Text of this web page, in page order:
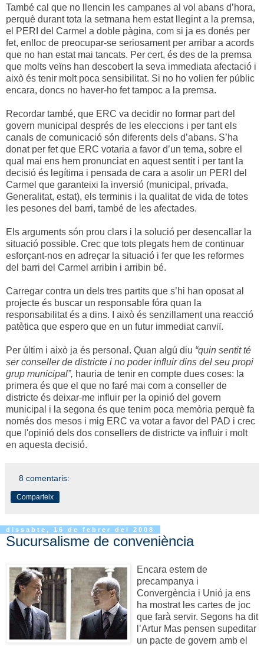
També cal que no llencin les campanes al vol abans d’hora,
perquè durant tota la setmana hem estat llegint a la premsa,
el PERI del Carmel a doble pàgina, com si ja es donés per
fet, enlloc de preocupar-se seriosament per arribar a acords
que no han estat mai tancats. Per cert, és des de la premsa
que molts veïns han descobert la seva immediata afectació i
això és tenir molt poca sensibilitat. Si no ho volien fer públic
encara, doncs no haver-ho fet tampoc a la premsa.
Recordar també, que ERC va decidir no formar part del
govern municipal després de les eleccions i per tant els
canals de comunicació són diferents dels d’abans. S’ha
donat per fet que ERC votaria a favor d’un tema, sobre el
qual mai ens hem pronunciat en aquest sentit i per tant la
decisió és legítima i pensada de cara a asolir un PERI del
Carmel que garanteixi la inversió (municipal, privada,
Generalitat, estat), els terminis i la qualitat de vida de totes
les pesones del barri, també de les afectades.
Els arguments són prou clars i la solució per desencallar la
situació possible. Crec que tots plegats hem de continuar
esforçant-nos en adreçar la situació i fer que les reformes
del barri del Carmel arribin i arribin bé.
Carregar contra un dels tres partits que s’hi han oposat al
projecte és buscar un responsable fóra quan la
responsabilitat és a dins. I això és senzillament una reacció
patètica que espero que en un futur immediat canviï.
Per últim i això ja és personal. Quan algú diu “quin sentit té
ser conseller de districte i no poder influir dins del seu propi
grup municipal”, hauria de tenir en compte dues coses: la
primera és que el que no faré mai com a conseller de
districte és deixar-me influir per la opinió del govern
municipal i la segona és que tenim poca memòria perquè fa
només dos mesos i mig ERC va votar a favor del PAD i crec
que l'opinió dels dos consellers de districte va influir i molt
en aquesta decisió.
8 comentaris:
Comparteix
dissabte, 16 de febrer del 2008
Sucursalisme de conveniència
Encara estem de
precampanya i
Convergència i Unió ja ens
ha mostrat les cartes de joc
que farà servir. Segons ha dit
l’Artur Mas pensen supeditar
un pacte de govern amb el